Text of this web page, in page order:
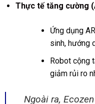
Thực tế tăng cường
Ứng dụng
sinh, hướng
Robot cộng
giảm rủi ro
Ngoài ra,